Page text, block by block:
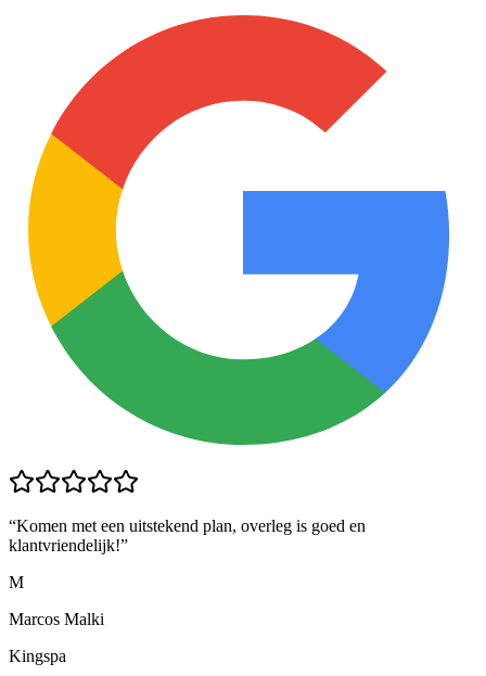
“Komen met een uitstekend plan, overleg is goed en
klantvriendelijk!”
M
Marcos Malki
Kingspa